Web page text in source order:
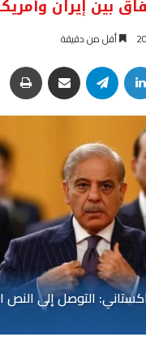
بين إيران
أقل من دقيقة
لينكدإن تيلقرام مشاركة عبر البريد